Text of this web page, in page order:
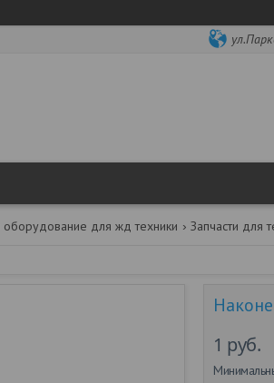
оборудование для жд техники Запчасти для
1 руб.